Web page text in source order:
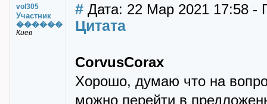
vol305
Участник
������
Киев
# Дата: 22 Мар 2021 17:58 -
Цитата
CorvusCorax
Хорошо, думаю что на
можно перейти в